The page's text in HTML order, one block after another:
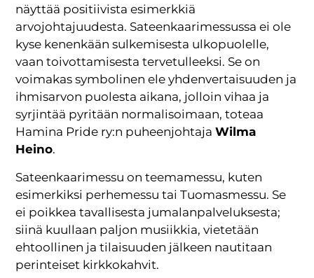
näyttää positiivista esimerkkiä
arvojohtajuudesta. Sateenkaarimessussa ei ole
kyse kenenkään sulkemisesta ulkopuolelle,
vaan toivottamisesta tervetulleeksi. Se on
voimakas symbolinen ele yhdenvertaisuuden ja
ihmisarvon puolesta aikana, jolloin vihaa ja
syrjintää pyritään normalisoimaan, toteaa
Hamina Pride ry:n puheenjohtajaWilma
Heino.
Sateenkaarimessu on teemamessu, kuten
esimerkiksi perhemessu tai Tuomasmessu. Se
ei poikkea tavallisesta jumalanpalveluksesta;
siinä kuullaan paljon musiikkia, vietetään
ehtoollinen ja tilaisuuden jälkeen nautitaan
perinteiset kirkkokahvit.